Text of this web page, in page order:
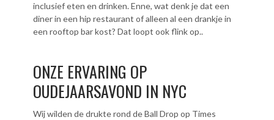
inclusief eten en drinken. Enne, wat denk je dat een
diner in een hip restaurant of alleen al een drankje in
een rooftop bar kost? Dat loopt ook flink op..
ONZE ERVARING OP
OUDEJAARSAVOND IN NYC
Wij wilden de drukte rond de Ball Drop op Times